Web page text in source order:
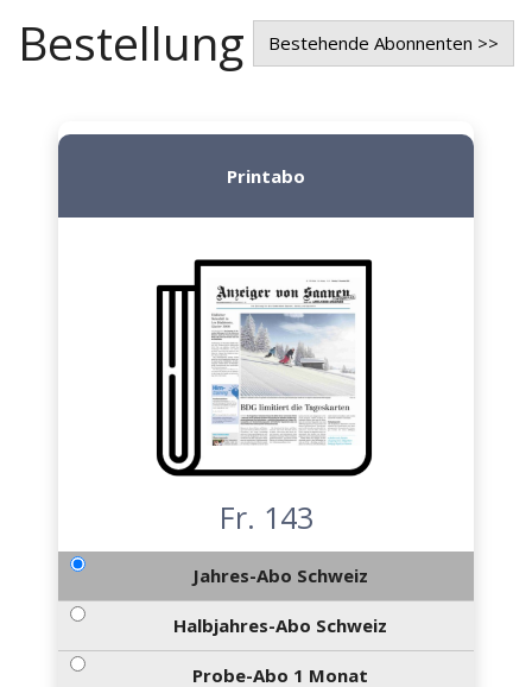
Bestellung Bestehende Abonnenten >>
Printabo
Fr. 143
Jahres-Abo Schweiz
Halbjahres-Abo Schweiz
Probe-Abo 1 Monat